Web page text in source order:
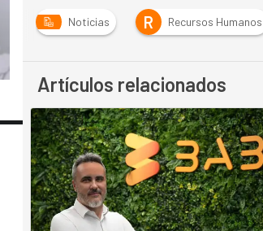
Noticias R Recursos Humanos
Artículos relacionados